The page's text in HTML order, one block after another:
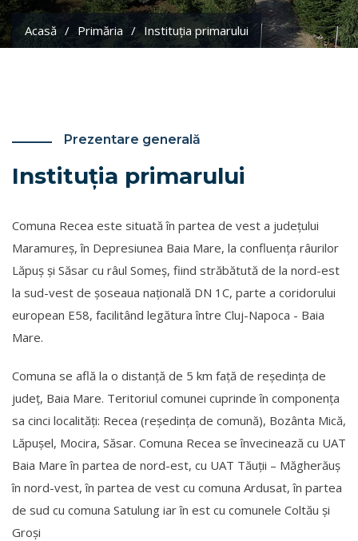
Acasă Primăria Instituția primarului
Prezentare generală
Instituția primarului
Comuna Recea este situată în partea de vest a județului
Maramureș, în Depresiunea Baia Mare, la confluența râurilor
Lăpuș și Săsar cu râul Someș, fiind străbătută de la nord-est
la sud-vest de șoseaua națională DN 1C, parte a coridorului
european E58, facilitând legătura între Cluj-Napoca - Baia
Mare.
Comuna se află la o distanță de 5 km față de reședința de
județ, Baia Mare. Teritoriul comunei cuprinde în componența
sa cinci localități: Recea (reședința de comună), Bozânta Mică,
Lăpușel, Mocira, Săsar. Comuna Recea se învecinează cu UAT
Baia Mare în partea de nord-est, cu UAT Tăuții – Măgherăuș
în nord-vest, în partea de vest cu comuna Ardusat, în partea
de sud cu comuna Satulung iar în est cu comunele Coltău și
Groși